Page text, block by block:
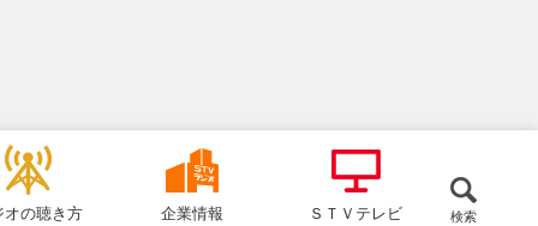
オの聴き方 企業情報 ＳＴＶテレビ 検索